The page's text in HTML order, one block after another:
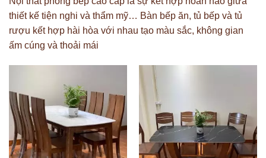
thiết kế tiện nghi và thẩm mỹ… Bàn bếp ăn, tủ bếp và tủ
rượu kết hợp hài hòa với nhau tạo màu sắc, không gian
ấm cúng và thoải mái